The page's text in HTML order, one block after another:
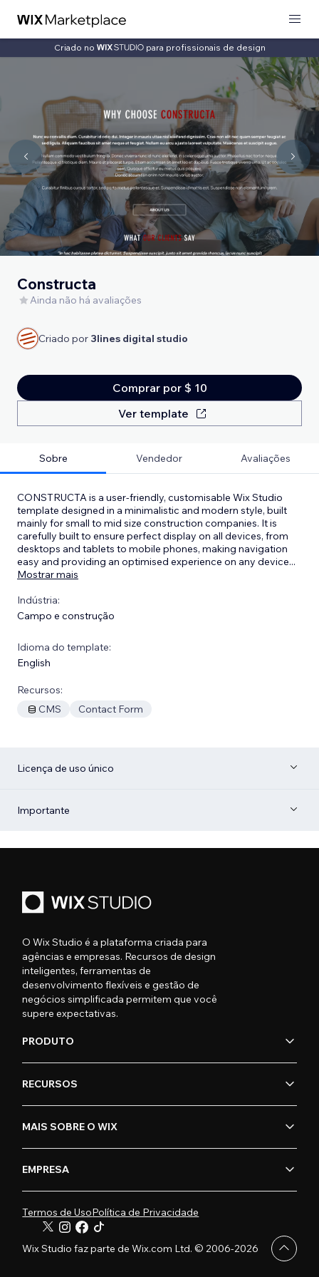
Criado no para profissionais de design
Constructa
Ainda não há avaliações
Criado por 3lines digital studio
Comprar por $ 10
Ver template
Sobre Vendedor Avaliações
CONSTRUCTA is a user-friendly, customisable Wix Studio
template designed in a minimalistic and modern style, built
mainly for small to mid size construction companies. It is
carefully built to ensure perfect display on all devices, from
desktops and tablets to mobile phones, making navigation
easy and providing an optimised experience on any device...
Mostrar mais
Indústria:
Campo e construção
Idioma do template:
English
Recursos:
CMS
Contact Form
Licença de uso único
Importante
O Wix Studio é a plataforma criada para
agências e empresas. Recursos de design
inteligentes, ferramentas de
desenvolvimento flexíveis e gestão de
negócios simplificada permitem que você
supere expectativas.
PRODUTO
RECURSOS
MAIS SOBRE O WIX
EMPRESA
Termos de UsoPolítica de Privacidade
Wix Studio faz parte de Wix.com Ltd. © 2006-2026